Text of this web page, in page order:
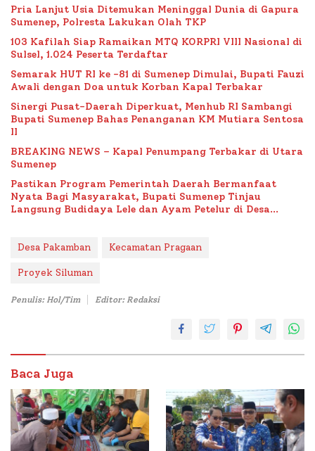
Pria Lanjut Usia Ditemukan Meninggal Dunia di Gapura
Sumenep, Polresta Lakukan Olah TKP
103 Kafilah Siap Ramaikan MTQ KORPRI VIII Nasional di
Sulsel, 1.024 Peserta Terdaftar
Semarak HUT RI ke -81 di Sumenep Dimulai, Bupati Fauzi
Awali dengan Doa untuk Korban Kapal Terbakar
Sinergi Pusat-Daerah Diperkuat, Menhub RI Sambangi
Bupati Sumenep Bahas Penanganan KM Mutiara Sentosa
II
BREAKING NEWS – Kapal Penumpang Terbakar di Utara
Sumenep
Pastikan Program Pemerintah Daerah Bermanfaat
Nyata Bagi Masyarakat, Bupati Sumenep Tinjau
Langsung Budidaya Lele dan Ayam Petelur di Desa
Desa Pakamban Kecamatan Pragaan
Proyek Siluman
Penulis: Hol/Tim Editor: Redaksi
Baca Juga